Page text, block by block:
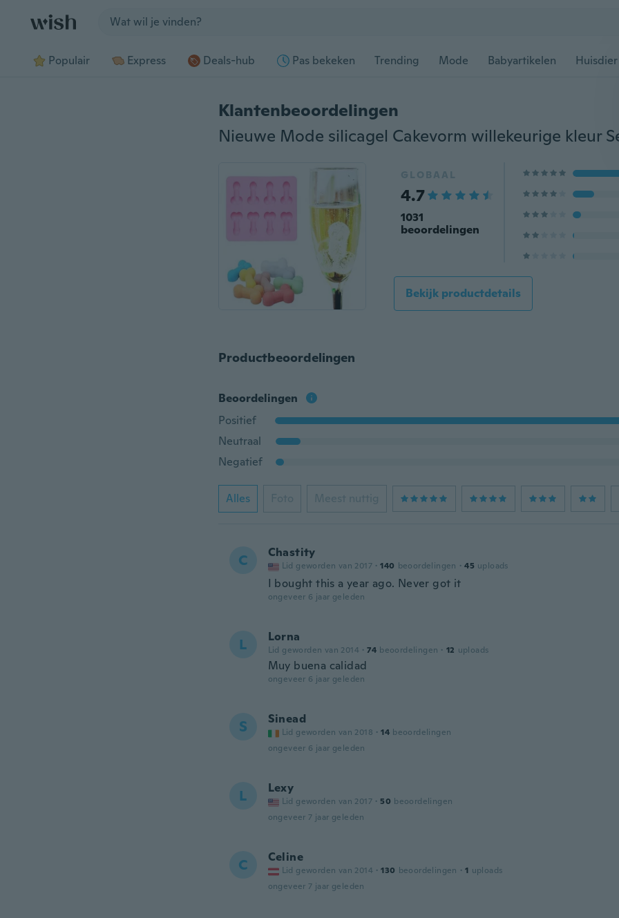
Populair Express Deals-hub Pas bekeken Trending Mode Babyartikelen
Klantenbeoordelingen
GLOBAAL
4.7
1031
beoordelingen
Bekijk productdetails
Productbeoordelingen
Beoordelingen
Positief
Neutraal
Negatief
Alles Foto Meest nuttig
C Chastity
Lid geworden van 2017 · 140 beoordelingen · 45 uploads
I bought this a year ago. Never got it
ongeveer 6 jaar geleden
L Lorna
Lid geworden van 2014 · 74 beoordelingen · 12 uploads
Muy buena calidad
ongeveer 6 jaar geleden
S Sinead
Lid geworden van 2018 · 14 beoordelingen
ongeveer 6 jaar geleden
L Lexy
Lid geworden van 2017 · 50 beoordelingen
ongeveer 7 jaar geleden
C Celine
Lid geworden van 2014 · 130 beoordelingen · 1 uploads
ongeveer 7 jaar geleden